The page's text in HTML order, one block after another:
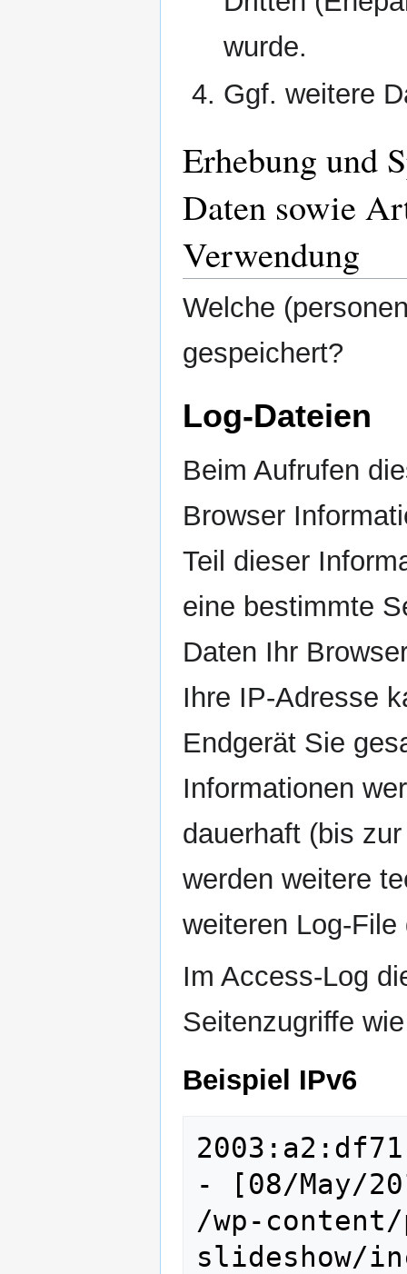
wurde.
Ggf. weitere
Erhebung und
Daten sowie
Verwendung
Welche
gespeichert?
Log-Dateien
Beim Aufrufen
Browser
Teil dieser
eine bestimmte
Daten Ihr
Ihre IP-Adresse
Endgerät Sie
Informationen
dauerhaft (bis
werden weitere
weiteren Log-
Im Access-Log
Seitenzugriffe
Beispiel IPv6
- [08/May/
/wp-
slideshow/